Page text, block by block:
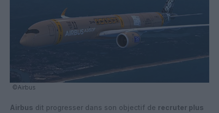
©Airbus
Airbus dit progresser dans son objectif de recruter plus